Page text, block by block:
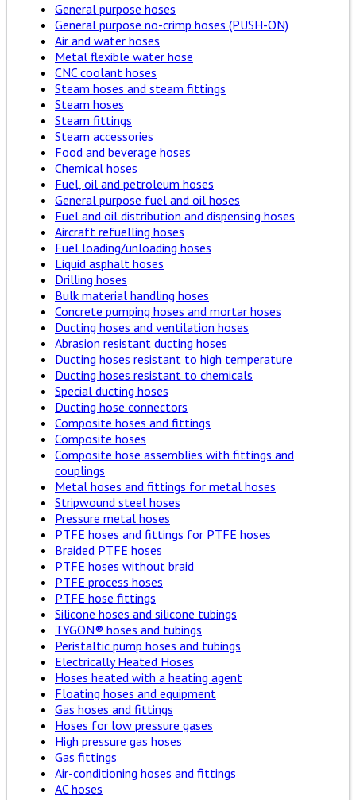
General purpose hoses
General purpose no-crimp hoses (PUSH-ON)
Air and water hoses
Metal flexible water hose
CNC coolant hoses
Steam hoses and steam fittings
Steam hoses
Steam fittings
Steam accessories
Food and beverage hoses
Chemical hoses
Fuel, oil and petroleum hoses
General purpose fuel and oil hoses
Fuel and oil distribution and dispensing hoses
Aircraft refuelling hoses
Fuel loading/unloading hoses
Liquid asphalt hoses
Drilling hoses
Bulk material handling hoses
Concrete pumping hoses and mortar hoses
Ducting hoses and ventilation hoses
Abrasion resistant ducting hoses
Ducting hoses resistant to high temperature
Ducting hoses resistant to chemicals
Special ducting hoses
Ducting hose connectors
Composite hoses and fittings
Composite hoses
Composite hose assemblies with fittings and
couplings
Metal hoses and fittings for metal hoses
Stripwound steel hoses
Pressure metal hoses
PTFE hoses and fittings for PTFE hoses
Braided PTFE hoses
PTFE hoses without braid
PTFE process hoses
PTFE hose fittings
Silicone hoses and silicone tubings
TYGON® hoses and tubings
Peristaltic pump hoses and tubings
Electrically Heated Hoses
Hoses heated with a heating agent
Floating hoses and equipment
Gas hoses and fittings
Hoses for low pressure gases
High pressure gas hoses
Gas fittings
Air-conditioning hoses and fittings
AC hoses